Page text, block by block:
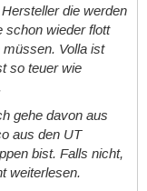
die werden
schon wieder flott
Volla ist
so teuer wie
gehe davon aus
aus den UT
bist. Falls nicht,
weiterlesen.